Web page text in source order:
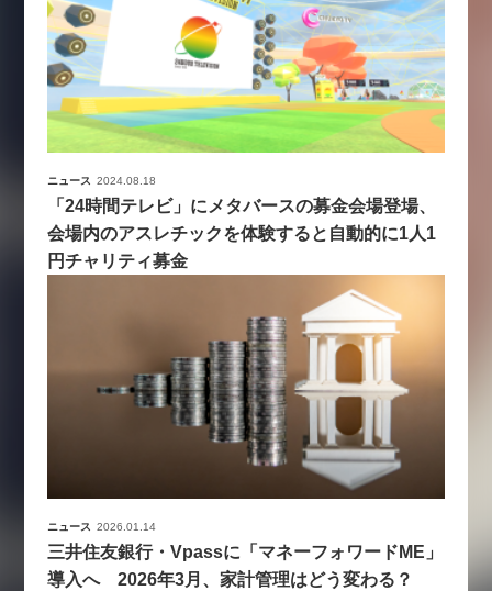
ニュース 2024.08.18
「24時間テレビ」にメタバースの募金会場登場、
会場内のアスレチックを体験すると自動的に1人1
円チャリティ募金
ニュース 2026.01.14
三井住友銀行・Vpassに「マネーフォワードME」
導入へ 2026年3月、家計管理はどう変わる？